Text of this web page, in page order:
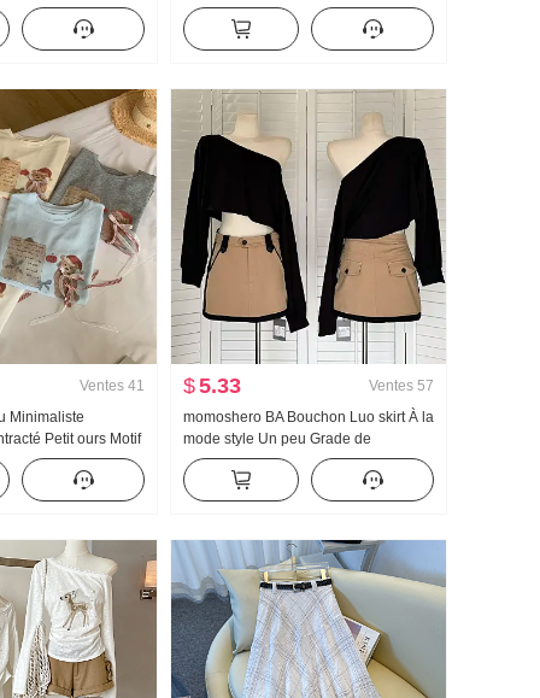
Mini-jupe
Choisissez Trou Ajouré Tricoté
Cardigan Femme Climatiseur
Chemise de protection solaire
Ventes 41
Minimaliste
Petit ours Motif
Niche Manches
coréen Tricoté
$5.33 Ventes 57
momoshero BA Bouchon Luo skirt À la
mode style Un peu Grade de
Vêtement de travail Bicolore Jupe
courte